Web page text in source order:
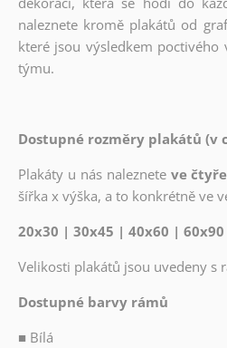
naleznete kromě plakátů od
které jsou výsledkem poctivého
týmu.
Dostupné rozměry plakátů (v
Plakáty u nás naleznete ve
šířka x výška, a to konkrétně ve
20x30 | 30x45 | 40x60 |
Velikosti plakátů jsou uvedeny s
Dostupné barvy rámů
■ Bílá